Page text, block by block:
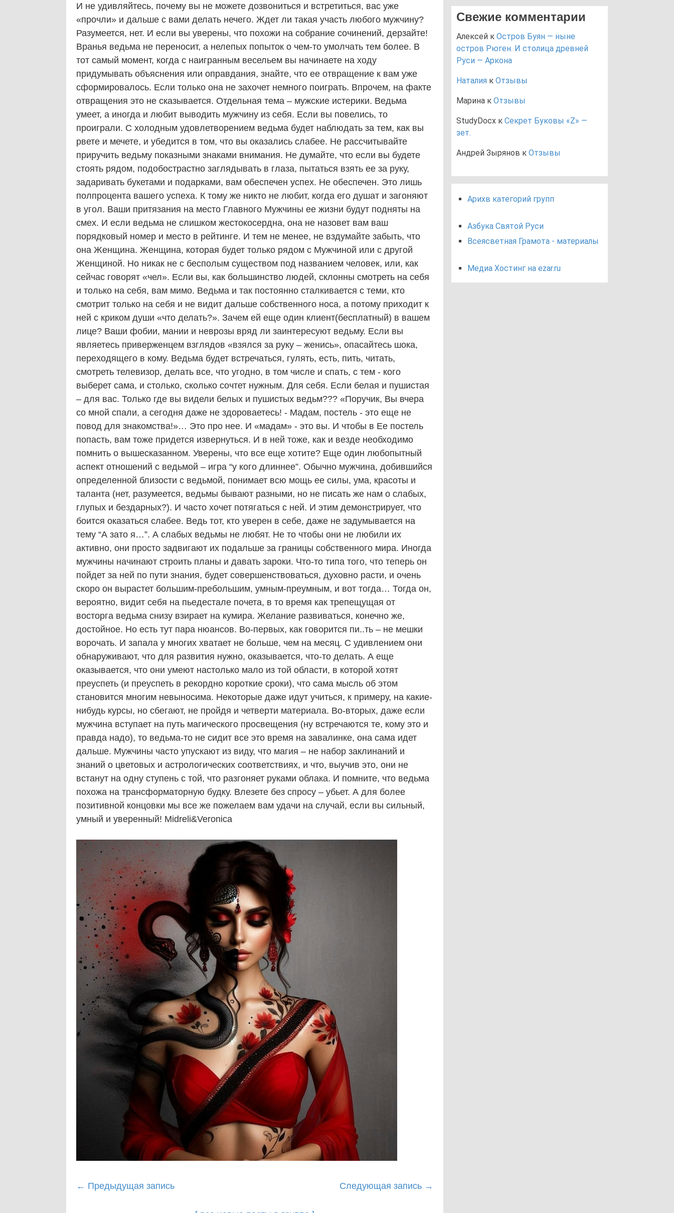
И не удивляйтесь, почему вы не можете дозвониться и встретиться, вас уже
«прочли» и дальше с вами делать нечего. Ждет ли такая участь любого мужчину?
Разумеется, нет. И если вы уверены, что похожи на собрание сочинений, дерзайте!
Вранья ведьма не переносит, а нелепых попыток о чем-то умолчать тем более. В
тот самый момент, когда с наигранным весельем вы начинаете на ходу
придумывать объяснения или оправдания, знайте, что ее отвращение к вам уже
сформировалось. Если только она не захочет немного поиграть. Впрочем, на факте
отвращения это не сказывается. Отдельная тема – мужские истерики. Ведьма
умеет, а иногда и любит выводить мужчину из себя. Если вы повелись, то
проиграли. С холодным удовлетворением ведьма будет наблюдать за тем, как вы
рвете и мечете, и убедится в том, что вы оказались слабее. Не рассчитывайте
приручить ведьму показными знаками внимания. Не думайте, что если вы будете
стоять рядом, подобострастно заглядывать в глаза, пытаться взять ее за руку,
задаривать букетами и подарками, вам обеспечен успех. Не обеспечен. Это лишь
полпроцента вашего успеха. К тому же никто не любит, когда его душат и загоняют
в угол. Ваши притязания на место Главного Мужчины ее жизни будут подняты на
смех. И если ведьма не слишком жестокосердна, она не назовет вам ваш
порядковый номер и место в рейтинге. И тем не менее, не вздумайте забыть, что
она Женщина. Женщина, которая будет только рядом с Мужчиной или с другой
Женщиной. Но никак не с бесполым существом под названием человек, или, как
сейчас говорят «чел». Если вы, как большинство людей, склонны смотреть на себя
и только на себя, вам мимо. Ведьма и так постоянно сталкивается с теми, кто
смотрит только на себя и не видит дальше собственного носа, а потому приходит к
ней с криком души «что делать?». Зачем ей еще один клиент(бесплатный) в вашем
лице? Ваши фобии, мании и неврозы вряд ли заинтересуют ведьму. Если вы
являетесь приверженцем взглядов «взялся за руку – женись», опасайтесь шока,
переходящего в кому. Ведьма будет встречаться, гулять, есть, пить, читать,
смотреть телевизор, делать все, что угодно, в том числе и спать, с тем - кого
выберет сама, и столько, сколько сочтет нужным. Для себя. Если белая и пушистая
– для вас. Только где вы видели белых и пушистых ведьм??? «Поручик, Вы вчера
со мной спали, а сегодня даже не здороваетесь! - Мадам, постель - это еще не
повод для знакомства!»… Это про нее. И «мадам» - это вы. И чтобы в Ее постель
попасть, вам тоже придется извернуться. И в ней тоже, как и везде необходимо
помнить о вышесказанном. Уверены, что все еще хотите? Еще один любопытный
аспект отношений с ведьмой – игра “у кого длиннее”. Обычно мужчина, добившийся
определенной близости с ведьмой, понимает всю мощь ее силы, ума, красоты и
таланта (нет, разумеется, ведьмы бывают разными, но не писать же нам о слабых,
глупых и бездарных?). И часто хочет потягаться с ней. И этим демонстрирует, что
боится оказаться слабее. Ведь тот, кто уверен в себе, даже не задумывается на
тему “А зато я…”. А слабых ведьмы не любят. Не то чтобы они не любили их
активно, они просто задвигают их подальше за границы собственного мира. Иногда
мужчины начинают строить планы и давать зароки. Что-то типа того, что теперь он
пойдет за ней по пути знания, будет совершенствоваться, духовно расти, и очень
скоро он вырастет большим-пребольшим, умным-преумным, и вот тогда… Тогда он,
вероятно, видит себя на пьедестале почета, в то время как трепещущая от
восторга ведьма снизу взирает на кумира. Желание развиваться, конечно же,
достойное. Но есть тут пара нюансов. Во-первых, как говорится пи..ть – не мешки
ворочать. И запала у многих хватает не больше, чем на месяц. С удивлением они
обнаруживают, что для развития нужно, оказывается, что-то делать. А еще
оказывается, что они умеют настолько мало из той области, в которой хотят
преуспеть (и преуспеть в рекордно короткие сроки), что сама мысль об этом
становится многим невыносима. Некоторые даже идут учиться, к примеру, на какие-
нибудь курсы, но сбегают, не пройдя и четверти материала. Во-вторых, даже если
мужчина вступает на путь магического просвещения (ну встречаются те, кому это и
правда надо), то ведьма-то не сидит все это время на завалинке, она сама идет
дальше. Мужчины часто упускают из виду, что магия – не набор заклинаний и
знаний о цветовых и астрологических соответствиях, и что, выучив это, они не
встанут на одну ступень с той, что разгоняет руками облака. И помните, что ведьма
похожа на трансформаторную будку. Влезете без спросу – убьет. А для более
позитивной концовки мы все же пожелаем вам удачи на случай, если вы сильный,
умный и уверенный! Midreli&Veronica
Post
← Предыдущая запись Следующая запись →
Свежие комментарии
Алексей к Остров Буян — ныне
остров Рюген. И столица древней
Руси — Аркона
Наталия к Отзывы
Марина к Отзывы
StudyDocx к Секрет Буковы «Z» —
зет.
Андрей Зырянов к Отзывы
Арихв категорий групп
Азбука Святой Руси
Всеясветная Грамота - материалы
Медиа Хостинг на ezar.ru